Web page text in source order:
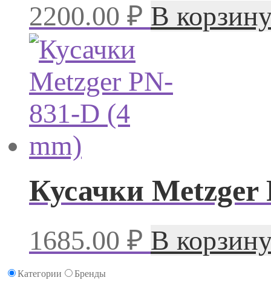
2200.00 ₽ В
Кусачки Metzger
1685.00 ₽ В
Категории Бренды